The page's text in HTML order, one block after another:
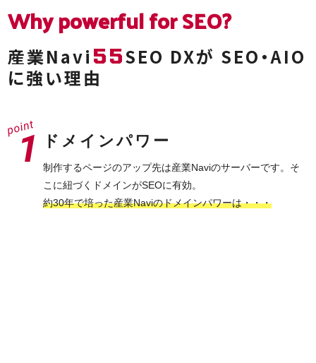
Why powerfulfor SEO?
産業Navi 55SEO DXが
に強い理由
ドメインパワー
制作するページのアップ先は産業Naviのサーバーです。そ
こに紐づくドメインがSEOに有効。
約30年で培った産業Naviのドメインパワーは・・・